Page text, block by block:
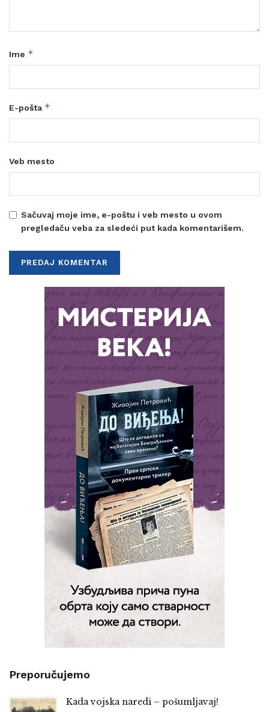
Ime *
E-pošta *
Veb mesto
Sačuvaj moje ime, e-poštu i veb mesto u ovom
pregledaču veba za sledeći put kada komentarišem.
Preporučujemo
Kada vojska naredi – pošumljavaj!